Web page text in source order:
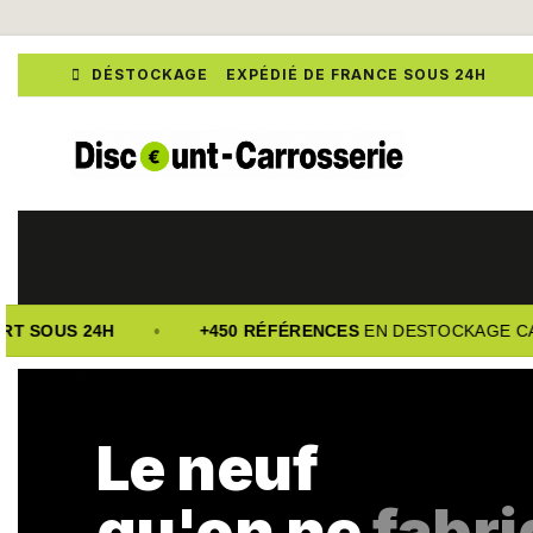
 DÉSTOCKAGE EXPÉDIÉ DE FRANCE SOUS 24H
SOUS 24H +450 RÉFÉRENCESEN DESTOCKAGE
Le neuf